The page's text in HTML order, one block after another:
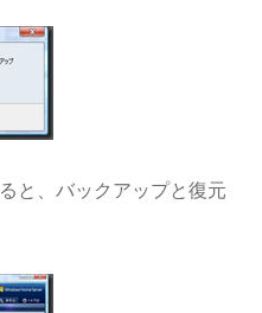
と、バックアップと復元